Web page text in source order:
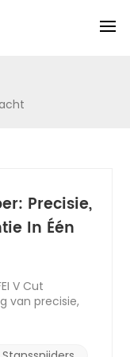
Precisie,
In Één
V Cut
van precisie,